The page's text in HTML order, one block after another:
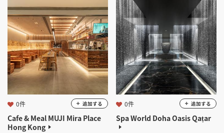
Cafe & Meal MUJI Mira Place
Hong Kong
0件 追加する
Spa World Doha Oasis Qaṭar
0件 追加する